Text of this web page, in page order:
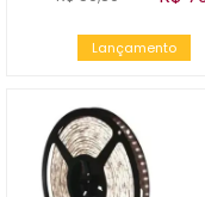
Lançamento